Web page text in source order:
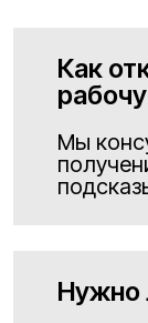
Как
Мы
Нужно